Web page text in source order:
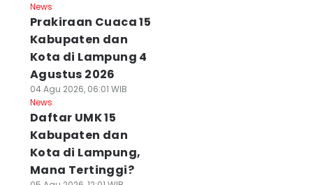
News
Prakiraan Cuaca 15
Kabupaten dan
Kota di Lampung 4
Agustus 2026
04 Agu 2026, 06:01 WIB
News
Daftar UMK 15
Kabupaten dan
Kota di Lampung,
Mana Tertinggi?